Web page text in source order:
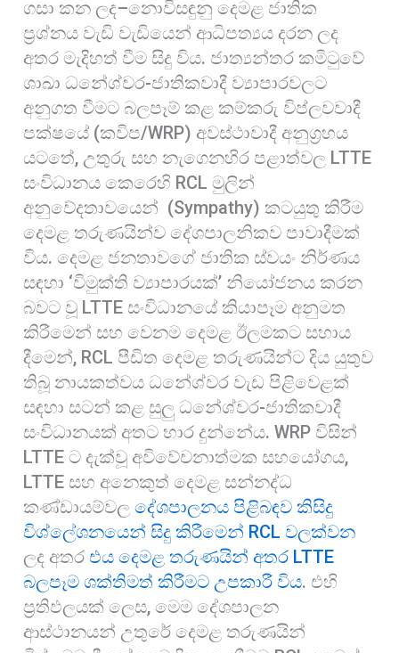
ගසා කන ලද–නොවිසඳුනු දෙමළ ජාතික
ප්‍රශ්නය වැඩි වැඩියෙන් ආධිපත්‍යය දරන ලද
අතර මැදිහත් වීම සිදු විය. ජාත්‍යන්තර කමිටුවේ
ශාඛා ධනේශ්වර-ජාතිකවාදී ව්‍යාපාරවලට
අනුගත වීමට බලපෑම් කළ කම්කරු විප්ලවවාදී
පක්ෂයේ (කවිප/WRP) අවස්ථාවාදී අනුග්‍රහය
යටතේ, උතුරු සහ නැගෙනහිර පළාත්වල LTTE
සංවිධානය කෙරෙහි RCL මුලින්
අනුවේදතාවයෙන් (Sympathy) කටයුතු කිරීම
දෙමළ තරුණයින්ව දේශපාලනිකව පාවාදීමක්
විය. දෙමළ ජනතාවගේ ජාතික ස්වයං නිර්ණය
සඳහා ‘විමුක්ති ව්‍යාපාරයක්’ නියෝජනය කරන
බවට වූ LTTE සංවිධානයේ කියාපෑම අනුමත
කිරීමෙන් සහ වෙනම දෙමළ ඊලමකට සහාය
දීමෙන්, RCL පීඩිත දෙමළ තරුණයින්ට දිය යුතුව
තිබූ නායකත්වය ධනේශ්වර වැඩ පිළිවෙළක්
සඳහා සටන් කළ සුලු ධනේශ්වර-ජාතිකවාදී
සංවිධානයක් අතට භාර දුන්නේය. WRP විසින්
LTTE ට දැක්වූ අවිවේචනාත්මක සහයෝගය,
LTTE සහ අනෙකුත් දෙමළ සන්නද්ධ
කණ්ඩායම්වලදේශපාලනය පිළිබඳව කිසිදු
විශ්ලේශනයෙන් සිදු කිරීමෙන් RCL වලක්වන
ලද අතරඑය දෙමළ තරුණයින් අතර LTTE
බලපෑම ශක්තිමත් කිරීමට උපකාරී විය. එහි
ප්‍රතිඵලයක් ලෙස, මෙම දේශපාලන
ආස්ථානයන් උතුරේ දෙමළ තරුණයින්